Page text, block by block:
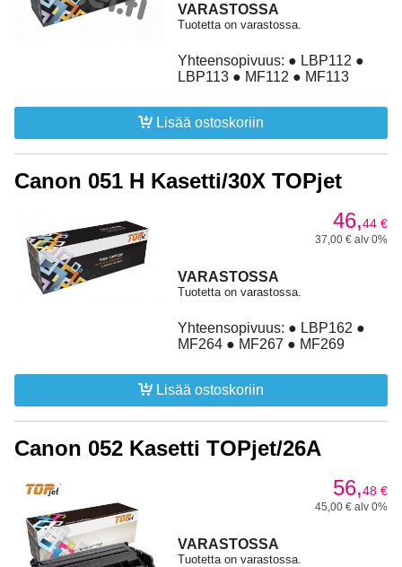
VARASTOSSA
Tuotetta on varastossa.
Yhteensopivuus: ● LBP112 ●
LBP113 ● MF112 ● MF113
Lisää ostoskoriin
Canon 051 H Kasetti/30X TOPjet
46,44 €
37,00 € alv 0%
VARASTOSSA
Tuotetta on varastossa.
Yhteensopivuus: ● LBP162 ●
MF264 ● MF267 ● MF269
Lisää ostoskoriin
Canon 052 Kasetti TOPjet/26A
56,48 €
45,00 € alv 0%
VARASTOSSA
Tuotetta on varastossa.